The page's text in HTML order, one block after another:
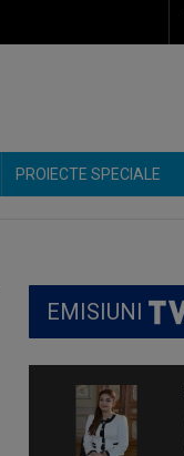
PROIECTE SPECIALE
EMISIUNI